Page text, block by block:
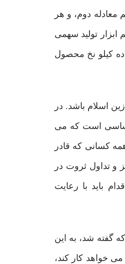
معادله دوم، و هر
که بگوئیم: در تولید اضافه، یعنی در آن ۹ کیلو نخ، هم ابزار تولید سهمی
ده کیلو نخ محصول
اسلام باشد. در
هست که مولای آن نمی رود و آن عبارت از بند دوم از اصل ۴۳ قانون اساسی است که می
کسانی که قادر
و تداول ثروت در
باید با رعایت
گفته شد، به این
خواهد کار کند،